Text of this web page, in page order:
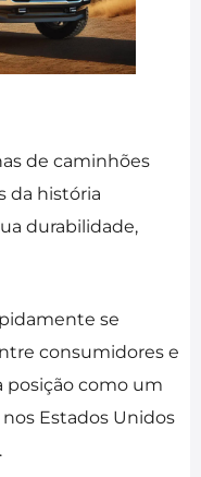
de caminhões
da história
durabilidade,
se
consumidores e
posição como um
Estados Unidos